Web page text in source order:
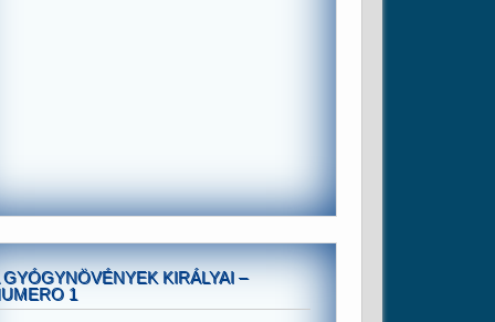
GYÓGYNÖVÉNYEK KIRÁLYAI –
1